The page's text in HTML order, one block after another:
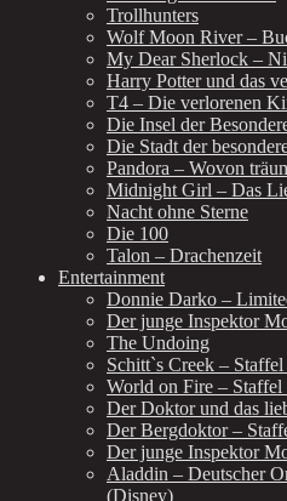
Trollhunters
Wolf Moon River –
My Dear Sherlock –
Harry Potter und das
T4 – Die verlorenen
Die Insel der
Die Stadt der
Pandora – Wovon
Midnight Girl – Das
Nacht ohne Sterne
Die 100
Talon – Drachenzeit
Entertainment
Donnie Darko –
Der junge Inspektor
The Undoing
Schitt`s Creek – Staffel
World on Fire – Staffel
Der Doktor und das
Der Bergdoktor –
Der junge Inspektor
Aladdin – Deutscher
(Disney)